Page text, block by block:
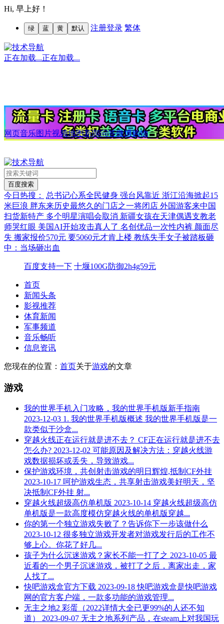
Hi, 早上好！
绿 蓝 黄 默认 注册登录 繁体
正在加载...正在加载...
网页音乐图片视频地图新闻问答微博购物
今日热搜： 总书记心系全民健身 强台风靠近 浙江沿海掀起15
米巨浪 胖东来历史最悠久的门店之一将闭店 外国游客来中国
扫货新特产 多个明星演唱会取消 新疆女孩在天津偶遇支教老
师哭红眼 美国AI开始攻击真人了 名创优品一次性内裤 颜面尽
失 搬家报价570元 要5060元才肯上楼 教练失手女子被踏板砸
中：当场砸出血
百度支持一下 十堰100G防御2h4g59元
首页
新闻头条
影视推荐
体育新闻
军事频道
音乐畅听
信息资讯
您现在的位置： 首页关于游戏的文章
游戏
我的世界手机入门攻略，我的世界手机版新手指南
2023-12-03 1. 我的世界手机版概述 我的世界手机版是一
款类似于沙盒...
穿越火线正在运行就是进不去？ CF正在运行就是进不去
怎么办? 2023-12-02 可能原因及解决方法：穿越火线游
戏数据损坏或丢失，导致游戏...
保护游戏环境，共创射击游戏的明日辉煌,抵制CF外挂
2023-10-17 呵护游戏生态，共享射击游戏美好明天，坚
决抵制CF外挂 射...
穿越火线超级高仿单机版 2023-10-14 穿越火线超级高仿
单机版是一款高度模仿穿越火线的单机版穿越...
你的第一个独立游戏失败了？告诉你下一步该做什么
2023-10-12 很多独立游戏开发者对游戏发行后的工作不
够上心。你花了好几...
孩子为什么沉迷游戏？家长不能一打了之 2023-10-05 最
近看的一个男子沉迷游戏，被打了之后，离家出走，家
人找了...
快吧游戏盒官方下载 2023-09-18 快吧游戏盒是快吧游戏
网的官方客户端，一款多功能的游戏管理...
无主之地2 彩蛋（2022详情大全已更99%的人还不知
道）
2023-09-07 无主之地系列产品，在steam上对我国玩